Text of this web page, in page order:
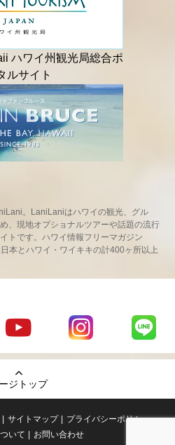
。LaniLaniはハワイの観光、グル
、現地オプショナルツアーや話題の流行
トです。ハワイ情報フリーマガジン
本とハワイ・ワイキキの計400ヶ所以上
の
Youtube
チャンネ
LaniLani
LaniLani
ジトップ
サイトマップ
プライバシーポリシー
いて
お問い合わせ